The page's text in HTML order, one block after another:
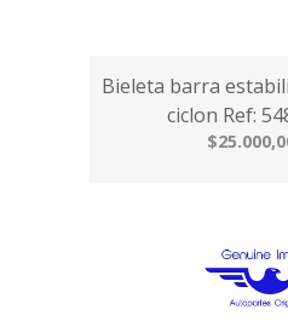
Bieleta barra
ciclon Ref: